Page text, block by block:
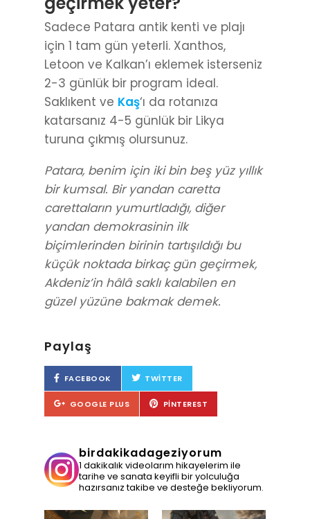
Sadece Patara antik kenti ve plajı
için 1 tam gün yeterli. Xanthos,
Letoon ve Kalkan’ı eklemek isterseniz
2-3 günlük bir program ideal.
Saklıkent ve Kaş‘ı da rotanıza
katarsanız 4-5 günlük bir Likya
turuna çıkmış olursunuz.
Patara, benim için iki bin beş yüz yıllık
bir kumsal. Bir yandan caretta
carettaların yumurtladığı, diğer
yandan demokrasinin ilk
biçimlerinden birinin tartışıldığı bu
küçük noktada birkaç gün geçirmek,
Akdeniz’in hâlâ saklı kalabilen en
güzel yüzüne bakmak demek.
Paylaş
FACEBOOK TWITTER
GOOGLE PLUS PINTEREST
birdakikadageziyorum
1 dakikalık videolarım hikayelerim ile
tarihe ve sanata keyifli bir yolculuğa
hazırsanız takibe ve desteğe bekliyorum.